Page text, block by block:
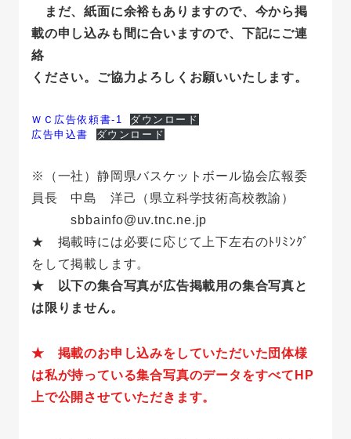
まだ、紙面に余裕もありますので、今から掲
載の申し込みも間に合いますので、下記にご連
絡
ください。ご協力よろしくお願いいたします。
ＷＣ広告依頼書-1
ダウンロード
広告申込書
ダウンロード
※（一社）静岡県バスケットボール協会広報委
員長 中島 洋己（県立科学技術高校教諭）
sbbainfo@uv.tnc.ne.jp
★ 掲載時には必要に応じて上下左右のﾄﾘﾐﾝｸﾞ
をして掲載します。
★ 以下の集合写真が広告掲載用の集合写真と
は限りません。
★ 掲載のお申し込みをしていただいた団体様
は私が持っている集合写真のデータをすべてHP
上で公開させていただきます。